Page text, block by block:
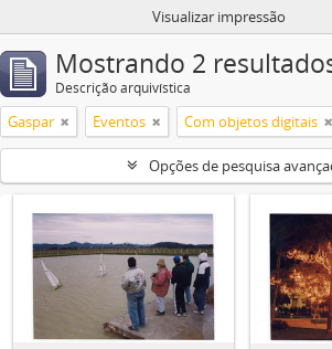
Visualizar impressão
Mostrando 2
Descrição arquivística
Gaspar Eventos Com objetos digitais
Opções de pesquisa